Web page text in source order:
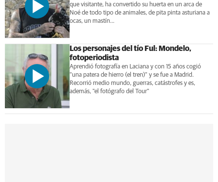
que visitante, ha convertido su huerta en un arca de
Noé de todo tipo de animales, de pita pinta asturiana a
ocas, un mastín...
Los personajes del tío Ful: Mondelo,
fotoperiodista
Aprendió fotografía en Laciana y con 15 años cogió
"una patera de hierro (el tren)" y se fue a Madrid.
Recorrió medio mundo, guerras, catástrofes y es,
además, "el fotógrafo del Tour"